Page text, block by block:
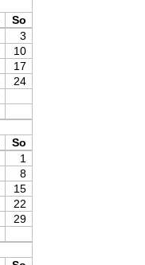
So
3
10
17
24
So
1
8
15
22
29